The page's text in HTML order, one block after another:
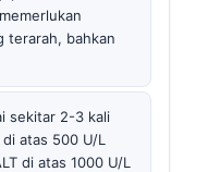
terarah, bahkan
sekitar 2-3 kali
atas 500 U/L
di atas 1000 U/L